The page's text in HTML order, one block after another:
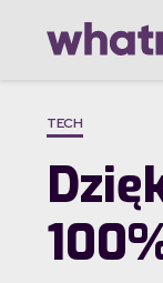
TECH